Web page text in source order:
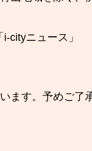
cityニュース」
ます。予めご了